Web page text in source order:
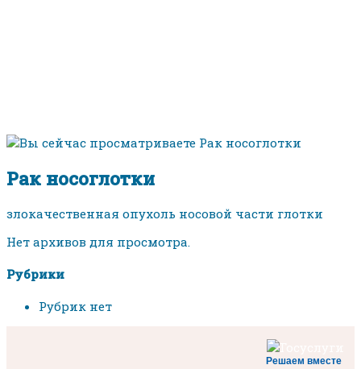
Рак носоглотки
злокачественная опухоль носовой части глотки
Нет архивов для просмотра.
Рубрики
Рубрик нет
Решаем вместе